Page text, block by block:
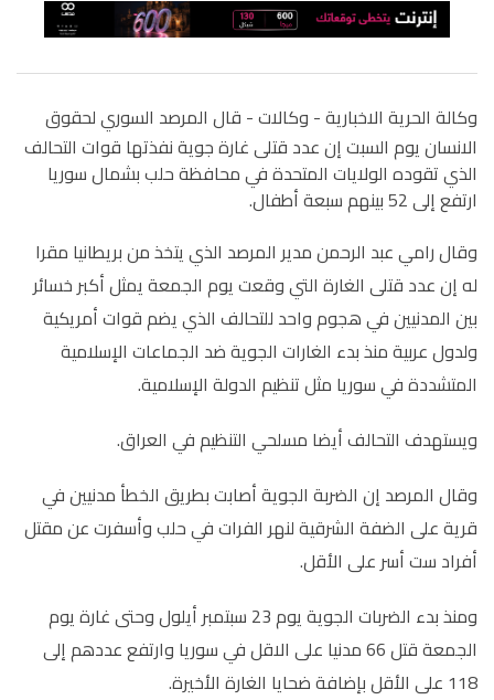
وكالة الحرية الاخبارية - وكالات - قال المرصد السوري لحقوق
الانسان يوم السبت إن عدد قتلى غارة جوية نفذتها قوات التحالف
الذي تقوده الولايات المتحدة في محافظة حلب بشمال سوريا
ارتفع إلى 52 بينهم سبعة أطفال.
وقال رامي عبد الرحمن مدير المرصد الذي يتخذ من بريطانيا مقرا
له إن عدد قتلى الغارة التي وقعت يوم الجمعة يمثل أكبر خسائر
بين المدنيين في هجوم واحد للتحالف الذي يضم قوات أمريكية
ولدول عربية منذ بدء الغارات الجوية ضد الجماعات الإسلامية
المتشددة في سوريا مثل تنظيم الدولة الإسلامية.
ويستهدف التحالف أيضا مسلحي التنظيم في العراق.
وقال المرصد إن الضربة الجوية أصابت بطريق الخطأ مدنيين في
قرية على الضفة الشرقية لنهر الفرات في حلب وأسفرت عن مقتل
أفراد ست أسر على الأقل.
ومنذ بدء الضربات الجوية يوم 23 سبتمبر أيلول وحتى غارة يوم
الجمعة قتل 66 مدنيا على الاقل في سوريا وارتفع عددهم إلى
118 على الأقل بإضافة ضحايا الغارة الأخيرة.